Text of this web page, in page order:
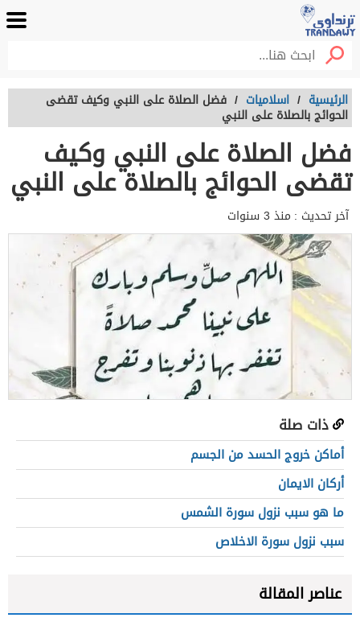
الرئيسية / اسلاميات / فضل الصلاة على النبي وكيف تقضى
الحوائج بالصلاة على النبي
فضل الصلاة على النبي وكيف
تقضى الحوائج بالصلاة على النبي
آخر تحديث : منذ 3 سنوات
ذات صلة
أماكن خروج الحسد من الجسم
أركان الايمان
ما هو سبب نزول سورة الشمس
سبب نزول سورة الاخلاص
عناصر المقالة